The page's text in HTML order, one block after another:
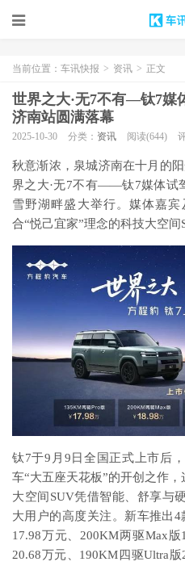
当前位置： 车讯快报 > 资讯 > 正文
世界之大·无7不有—钛7媒
济南站圆满落幕
2025-10-30 分类： 资讯 阅读(644)
秋意渐浓，泉城济南在十月的
界之大·无7不有——钛7媒体试
雪野湖畔盛大举行。媒体嘉
合“悦己宜家”理念的科技大空间
钛7于9月9日全国正式上市后
车“大五座天花板”的开创之作
大空间SUV凭借智能、舒享与
大用户的高度关注。新车推出
17.98万元、200KM两驱Max
20.68万元、190KM四驱Ultra